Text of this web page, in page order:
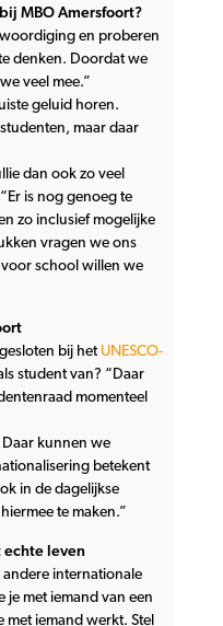
MBO Amersfoort?
en proberen
denken. Doordat we
veel mee.”
geluid horen.
maar daar
dan ook zo veel
is nog genoeg te
zo inclusief mogelijke
vragen we ons
voor school willen we
bij het UNESCO-
student van? “Daar
momenteel
kunnen we
betekent
in de dagelijkse
te maken.”
echte leven
andere internationale
je met iemand van een
iemand werkt. Stel